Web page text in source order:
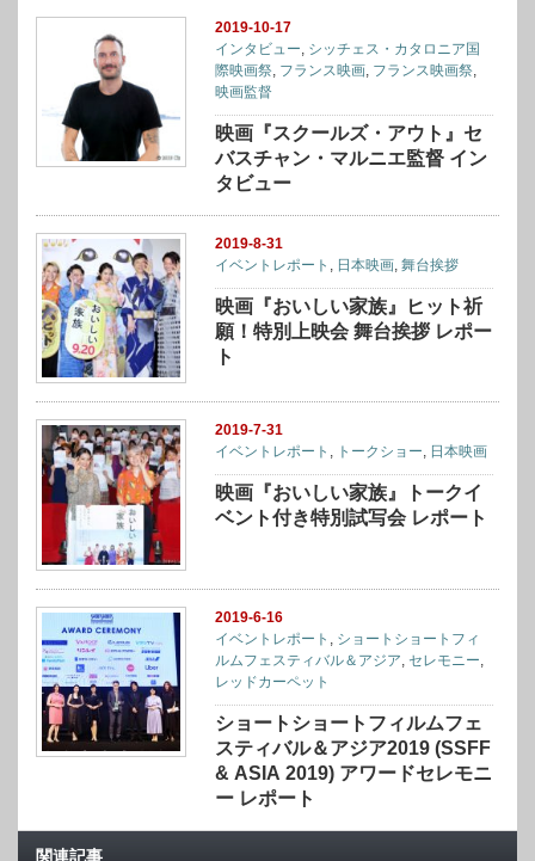
2019-10-17
インタビュー, シッチェス・カタロニア国
際映画祭, フランス映画, フランス映画祭,
映画監督
映画『スクールズ・アウト』セ
バスチャン・マルニエ監督 イン
タビュー
2019-8-31
イベントレポート , 日本映画,舞台挨拶
映画『おいしい家族』ヒット祈
願！特別上映会 舞台挨拶 レポー
ト
2019-7-31
イベントレポート , トークショー, 日本映画
映画『おいしい家族』トークイ
ベント付き特別試写会 レポート
2019-6-16
イベントレポート
ショートショートフィ
ルムフェスティバル＆アジア セレモニー
レッドカーペット
ショートショートフィルムフェ
スティバル＆アジア2019 (SSFF
& ASIA 2019) アワードセレモニ
ー レポート
関連記事